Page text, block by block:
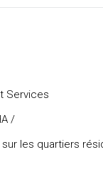
Services
/​
les quartiers